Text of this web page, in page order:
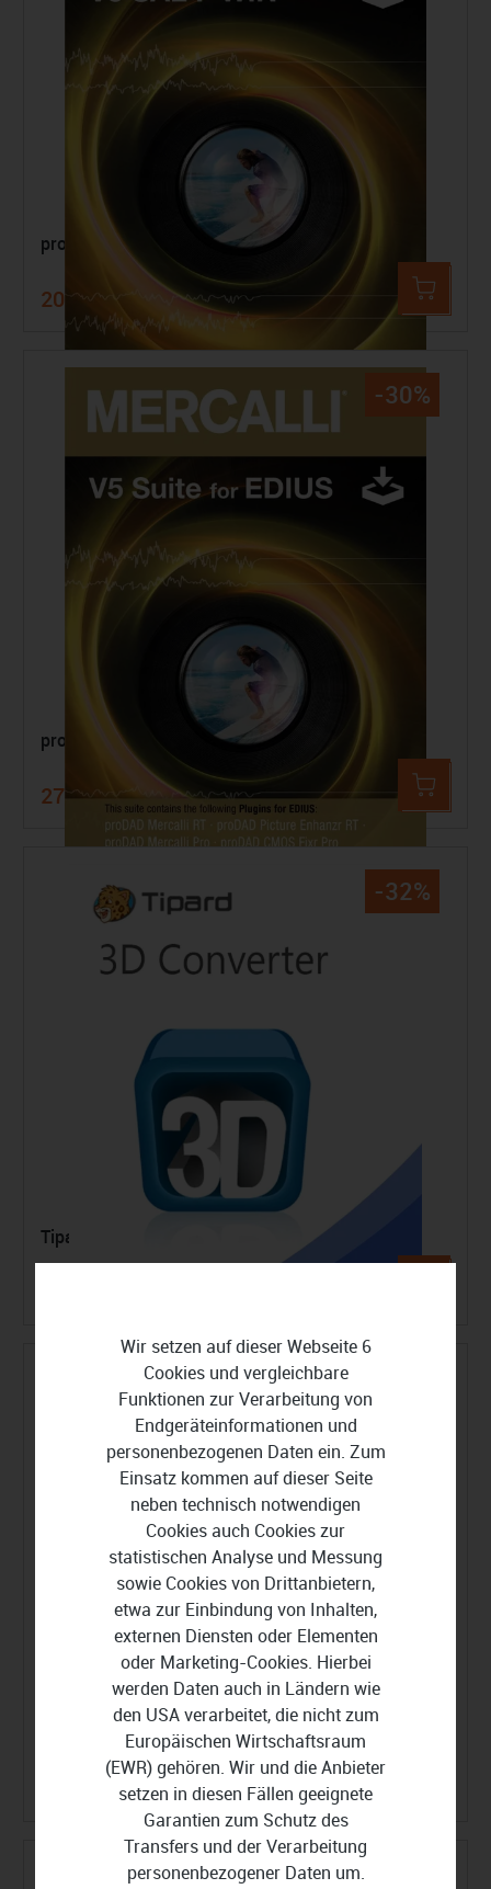
proDAD Mercalli V5 SAL+
208,99 € 299,00 €
-30%
proDAD Mercalli V5 Suite für EDIUS
278,90 € 399,00 €
-32%
Tipard 3D Converter
Tipard Video Converter Ultimate
34,99 € 49,99 €
Wir setzen auf dieser Webseite 6
Cookies und vergleichbare
Funktionen zur Verarbeitung von
Endgeräteinformationen und
personenbezogenen Daten ein. Zum
Einsatz kommen auf dieser Seite
neben technisch notwendigen
Cookies auch Cookies zur
statistischen Analyse und Messung
sowie Cookies von Drittanbietern,
etwa zur Einbindung von Inhalten,
externen Diensten oder Elementen
oder Marketing-Cookies. Hierbei
werden Daten auch in Ländern wie
den USA verarbeitet, die nicht zum
Europäischen Wirtschaftsraum
(EWR) gehören. Wir und die Anbieter
setzen in diesen Fällen geeignete
Garantien zum Schutz des
Transfers und der Verarbeitung
personenbezogener Daten um.